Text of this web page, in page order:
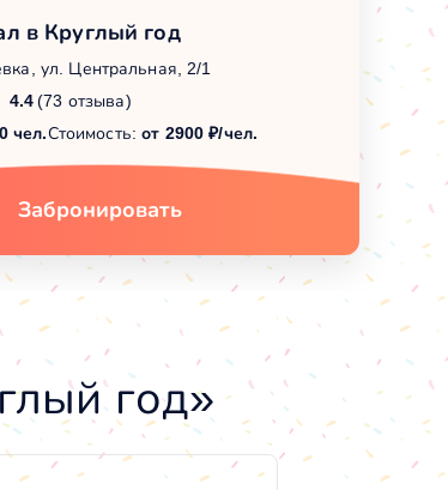
в Круглый год
ул. Центральная, 2/1
4.4 (73 отзыва)
чел.Стоимость:от 2900 ₽/чел.
Забронировать
год»